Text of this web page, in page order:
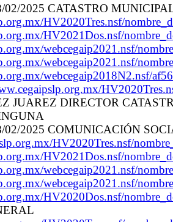
2025 CATASTRO
HV2020Tres.nsf/
HV2021Dos.nsf/
webcegaip2021.nsf/
webcegaip2021.nsf/
webcegaip2018N2.nsf/
JUAREZ DIRECTOR
2025 COMUNICACIÓN
HV2020Tres.nsf/
HV2021Dos.nsf/
webcegaip2021.nsf/
webcegaip2021.nsf/
HV2020Dos.nsf/